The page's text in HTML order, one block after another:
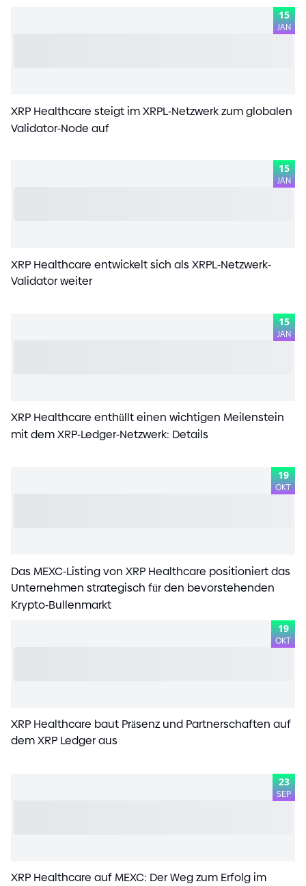
15
JAN
XRP Healthcare steigt im XRPL-Netzwerk zum globalen
Validator-Node auf
15
JAN
XRP Healthcare entwickelt sich als XRPL-Netzwerk-
Validator weiter
15
JAN
XRP Healthcare enthüllt einen wichtigen Meilenstein
mit dem XRP-Ledger-Netzwerk: Details
19
OKT
Das MEXC-Listing von XRP Healthcare positioniert das
Unternehmen strategisch für den bevorstehenden
Krypto-Bullenmarkt
19
OKT
XRP Healthcare baut Präsenz und Partnerschaften auf
dem XRP Ledger aus
23
SEP
XRP Healthcare auf MEXC: Der Weg zum Erfolg im